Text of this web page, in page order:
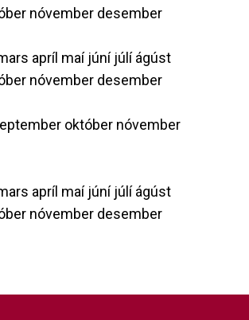
nóvember desember
apríl maí júní júlíágúst
nóvember desember
október nóvember
apríl maí júní júlíágúst
nóvember desember